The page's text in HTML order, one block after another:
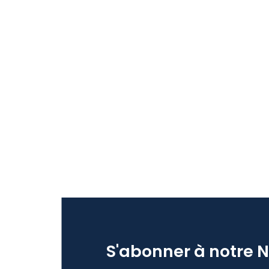
S'abonner à notre